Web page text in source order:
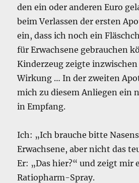
den ein oder anderen Euro
beim Verlassen der ersten
ein, dass ich noch ein
für Erwachsene gebrauchen
Kinderzeug zeigte
Wirkung … In der zweiten
mich zu diesem Anliegen ein
in Empfang.
Ich: „Ich brauche bitte
Erwachsene, aber nicht das
Er: „Das hier?“ und zeigt mir
Ratiopharm-Spray.